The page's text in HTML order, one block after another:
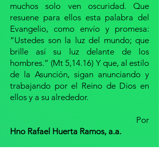
muchos solo ven oscuridad. Que
resuene para ellos esta palabra del
Evangelio, como envío y promesa:
“Ustedes son la luz del mundo; que
brille así su luz delante de los
hombres.” (Mt 5,14.16) Y que, al estilo
de la Asunción, sigan anunciando y
trabajando por el Reino de Dios en
ellos y a su alrededor.
Por
Hno Rafael Huerta Ramos, a.a.